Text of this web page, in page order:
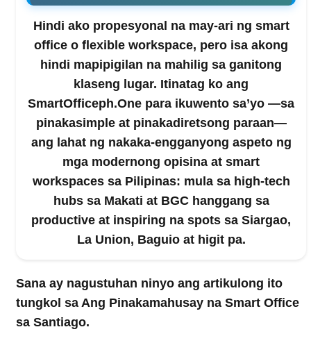
Hindi ako propesyonal na may-ari ng smart
office o flexible workspace, pero isa akong
hindi mapipigilan na mahilig sa ganitong
klaseng lugar. Itinatag ko ang
SmartOfficeph.One para ikuwento sa’yo —sa
pinakasimple at pinakadiretsong paraan—
ang lahat ng nakaka-engganyong aspeto ng
mga modernong opisina at smart
workspaces sa Pilipinas: mula sa high-tech
hubs sa Makati at BGC hanggang sa
productive at inspiring na spots sa Siargao,
La Union, Baguio at higit pa.
Sana ay nagustuhan ninyo ang artikulong ito
tungkol sa Ang Pinakamahusay na Smart Office
sa Santiago.